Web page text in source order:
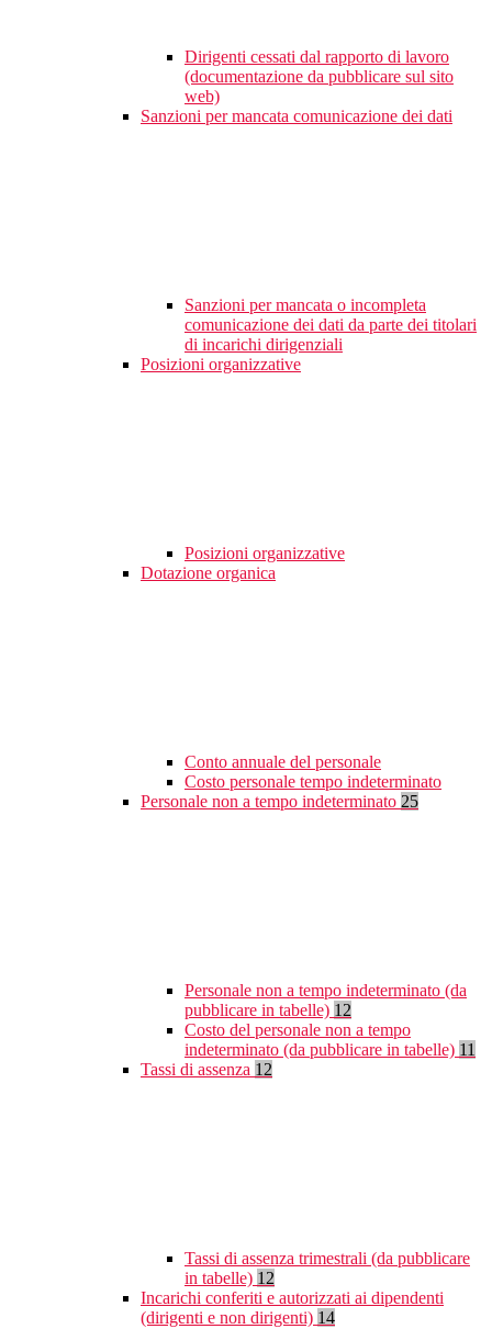
Dirigenti cessati dal rapporto di lavoro
(documentazione da pubblicare sul sito
web)
Sanzioni per mancata comunicazione dei dati
Sanzioni per mancata o incompleta
comunicazione dei dati da parte dei titolari
di incarichi dirigenziali
Posizioni organizzative
Posizioni organizzative
Dotazione organica
Conto annuale del personale
Costo personale tempo indeterminato
Personale non a tempo indeterminato 25
Personale non a tempo indeterminato (da
pubblicare in tabelle) 12
Costo del personale non a tempo
indeterminato (da pubblicare in tabelle) 11
Tassi di assenza 12
Tassi di assenza trimestrali (da pubblicare
in tabelle) 12
Incarichi conferiti e autorizzati ai dipendenti
(dirigenti e non dirigenti) 14